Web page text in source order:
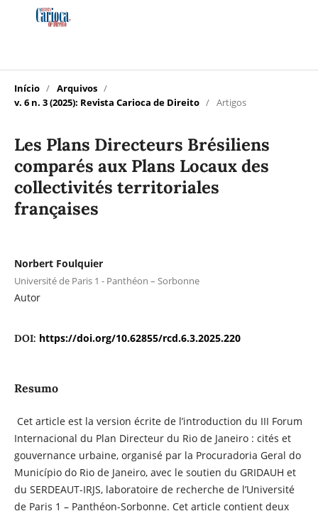
Início / Arquivos /
v. 6 n. 3 (2025): Revista Carioca de Direito / Artigos
Les Plans Directeurs Brésiliens
comparés aux Plans Locaux des
collectivités territoriales
françaises
Norbert Foulquier
Université de Paris 1 - Panthéon – Sorbonne
Autor
DOI: https://doi.org/10.62855/rcd.6.3.2025.220
Resumo
Cet article est la version écrite de l’introduction du III Forum
Internacional du Plan Directeur du Rio de Janeiro : cités et
gouvernance urbaine, organisé par la Procuradoria Geral do
Município do Rio de Janeiro, avec le soutien du GRIDAUH et
du SERDEAUT-IRJS, laboratoire de recherche de l’Université
de Paris 1 – Panthéon-Sorbonne. Cet article contient deux